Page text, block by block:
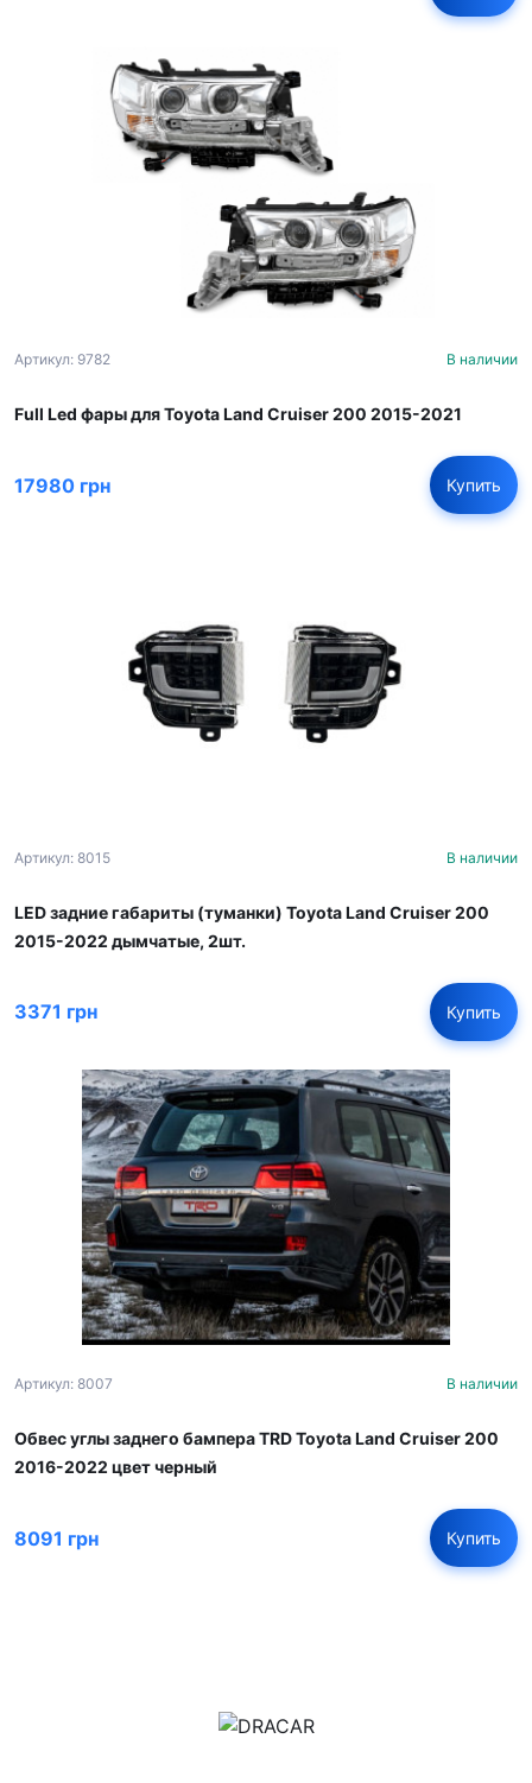
Артикул: 9782 В наличии
Full Led фары для Toyota Land Cruiser 200 2015-2021
17980 грн Купить
Артикул: 8015 В наличии
LED задние габариты (туманки) Toyota Land Cruiser 200
2015-2022 дымчатые, 2шт.
3371 грн Купить
Артикул: 8007 В наличии
Обвес углы заднего бампера TRD Toyota Land Cruiser 200
2016-2022 цвет черный
8091 грн Купить